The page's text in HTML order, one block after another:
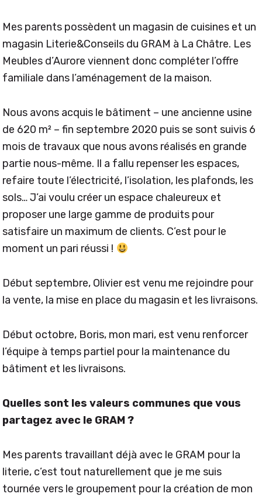
Mes parents possèdent un magasin de cuisines et un
magasin Literie&Conseils du GRAM à La Châtre. Les
Meubles d’Aurore viennent donc compléter l’offre
familiale dans l’aménagement de la maison.
Nous avons acquis le bâtiment – une ancienne usine
de 620 m² – fin septembre 2020 puis se sont suivis 6
mois de travaux que nous avons réalisés en grande
partie nous-même. Il a fallu repenser les espaces,
refaire toute l’électricité, l’isolation, les plafonds, les
sols… J’ai voulu créer un espace chaleureux et
proposer une large gamme de produits pour
satisfaire un maximum de clients. C’est pour le
moment un pari réussi !
Début septembre, Olivier est venu me rejoindre pour
la vente, la mise en place du magasin et les livraisons.
Début octobre, Boris, mon mari, est venu renforcer
l’équipe à temps partiel pour la maintenance du
bâtiment et les livraisons.
Quelles sont les valeurs communes que vous
partagez avec le GRAM ?
Mes parents travaillant déjà avec le GRAM pour la
literie, c’est tout naturellement que je me suis
tournée vers le groupement pour la création de mon